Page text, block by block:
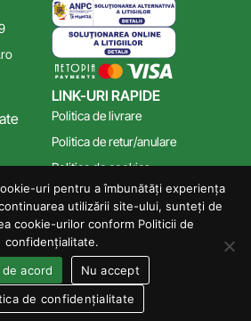
LINK-URI RAPIDE
Politica de livrare
Politica de retur/anulare
Politica de cookies
Poltica de confidențialitate
Termeni și Condiții
uri pentru a îmbunătăți experiența
utilizării site-ului, sunteți de
cookie-urilor conform Politicii de
confidențialitate.
acord
Nu accept
de confidențialitate